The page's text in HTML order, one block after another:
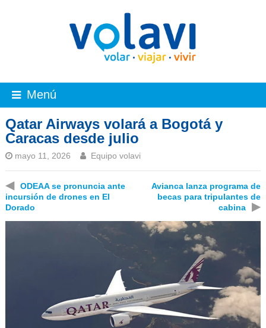
Menú
Qatar Airways volará a Bogotá y
Caracas desde julio
mayo 11, 2026 Equipo volavi
◀
ODEAA se pronuncia ante
incursión de drones en El
Dorado
Avianca lanza programa de
becas para tripulantes de
cabina
▶